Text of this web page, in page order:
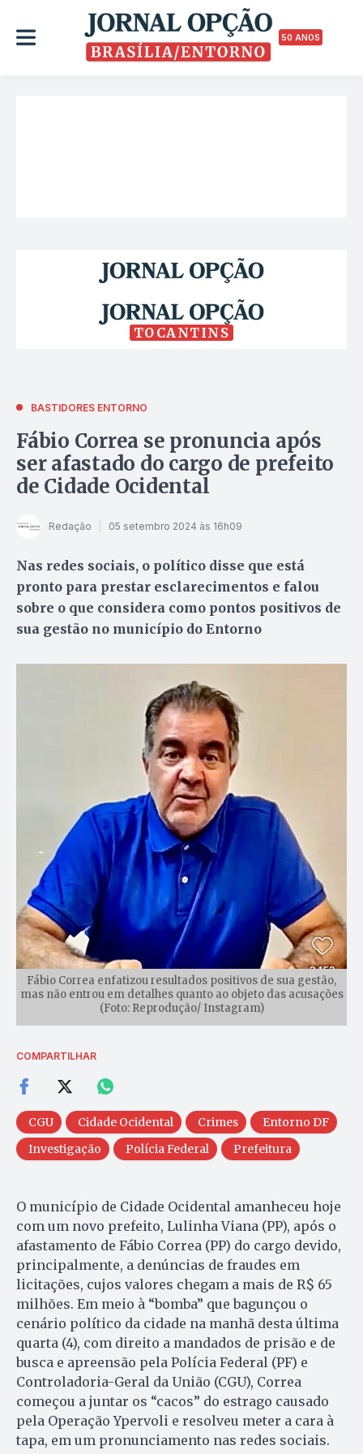
50 ANOS
TOCANTINS
BASTIDORES ENTORNO
Fábio Correa se pronuncia após
ser afastado do cargo de prefeito
de Cidade Ocidental
Redação 05 setembro 2024 às 16h09
Nas redes sociais, o político disse que está
pronto para prestar esclarecimentos e falou
sobre o que considera como pontos positivos de
sua gestão no município do Entorno
Fábio Correa enfatizou resultados positivos de sua gestão,
mas não entrou em detalhes quanto ao objeto das acusações
(Foto: Reprodução/ Instagram)
COMPARTILHAR
CGU Cidade Ocidental Crimes
Entorno DF
Investigação
Polícia Federal Prefeitura
O município de Cidade Ocidental amanheceu hoje
com um novo prefeito, Lulinha Viana (PP), após o
afastamento de Fábio Correa (PP) do cargo devido,
principalmente, a denúncias de fraudes em
licitações, cujos valores chegam a mais de R$ 65
milhões. Em meio à “bomba” que bagunçou o
cenário político da cidade na manhã desta última
quarta (4), com direito a mandados de prisão e de
busca e apreensão pela Polícia Federal (PF) e
Controladoria-Geral da União (CGU), Correa
começou a juntar os “cacos” do estrago causado
pela Operação Ypervoli e resolveu meter a cara à
tapa, em um pronunciamento nas redes sociais.